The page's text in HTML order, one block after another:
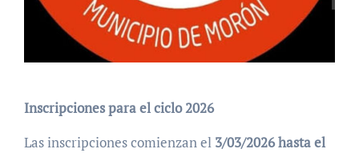
Inscripciones para el ciclo 2026
Las inscripciones comienzan el 3/03/2026 hasta el